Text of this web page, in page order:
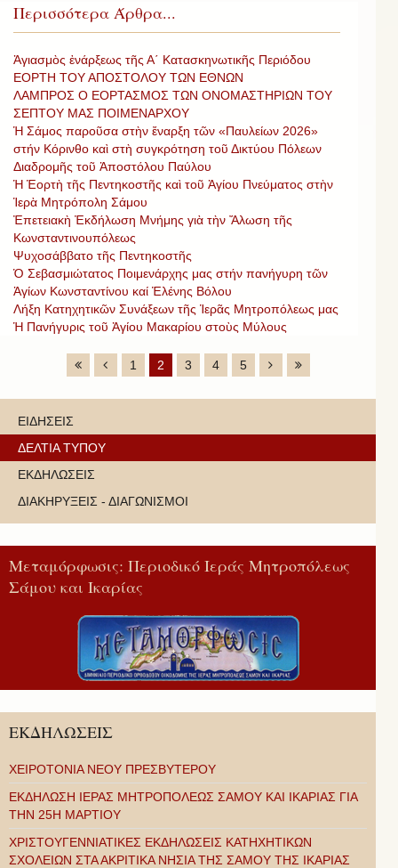
Περισσότερα Άρθρα...
Ἀγιασμὸς ἐνάρξεως τῆς Α΄ Κατασκηνωτικῆς Περιόδου
ΕΟΡΤΗ ΤΟΥ ΑΠΟΣΤΟΛΟΥ ΤΩΝ ΕΘΝΩΝ
ΛΑΜΠΡΟΣ Ο ΕΟΡΤΑΣΜΟΣ ΤΩΝ ΟΝΟΜΑΣΤΗΡΙΩΝ ΤΟΥ
ΣΕΠΤΟΥ ΜΑΣ ΠΟΙΜΕΝΑΡΧΟΥ
Ἡ Σάμος παροῦσα στὴν ἔναρξη τῶν «Παυλείων 2026»
στήν Κόρινθο καὶ στὴ συγκρότηση τοῦ Δικτύου Πόλεων
Διαδρομῆς τοῦ Ἀποστόλου Παύλου
Ἡ Ἑορτὴ τῆς Πεντηκοστῆς καὶ τοῦ Ἁγίου Πνεύματος στὴν
Ἱερὰ Μητρόπολη Σάμου
Ἐπετειακὴ Ἐκδήλωση Μνήμης γιὰ τὴν Ἄλωση τῆς
Κωνσταντινουπόλεως
Ψυχοσάββατο τῆς Πεντηκοστῆς
Ὁ Σεβασμιώτατος Ποιμενάρχης μας στήν πανήγυρη τῶν
Ἁγίων Κωνσταντίνου καί Ἑλένης Βόλου
Λήξη Κατηχητικῶν Συνάξεων τῆς Ἱερᾶς Μητροπόλεως μας
Ἡ Πανήγυρις τοῦ Ἁγίου Μακαρίου στοὺς Μύλους
1 2 3 4 5
ΕΙΔΗΣΕΙΣ
ΔΕΛΤΙΑ ΤΥΠΟΥ
ΕΚΔΗΛΩΣΕΙΣ
ΔΙΑΚΗΡΥΞΕΙΣ - ΔΙΑΓΩΝΙΣΜΟΙ
Μεταμόρφωσις: Περιοδικό Ιεράς Μητροπόλεως
Σάμου και Ικαρίας
ΕΚΔΗΛΩΣΕΙΣ
ΧΕΙΡΟΤΟΝΙΑ ΝΕΟΥ ΠΡΕΣΒΥΤΕΡΟΥ
ΕΚΔΗΛΩΣΗ ΙΕΡΑΣ ΜΗΤΡΟΠΟΛΕΩΣ ΣΑΜΟΥ ΚΑΙ ΙΚΑΡΙΑΣ ΓΙΑ
ΤΗΝ 25Η ΜΑΡΤΙΟΥ
ΧΡΙΣΤΟΥΓΕΝΝΙΑΤΙΚΕΣ ΕΚΔΗΛΩΣΕΙΣ ΚΑΤΗΧΗΤΙΚΩΝ
ΣΧΟΛΕΙΩΝ ΣΤΑ ΑΚΡΙΤΙΚΑ ΝΗΣΙΑ ΤΗΣ ΣΑΜΟΥ ΤΗΣ ΙΚΑΡΙΑΣ